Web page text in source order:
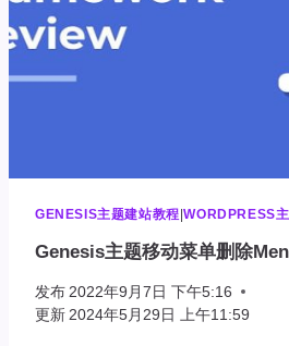
GENESIS主题建站教程 |WORDPRESS
Genesis主题移动菜单删除
发布 2022年9月7日 下午5:16
更新 2024年5月29日 上午11:59